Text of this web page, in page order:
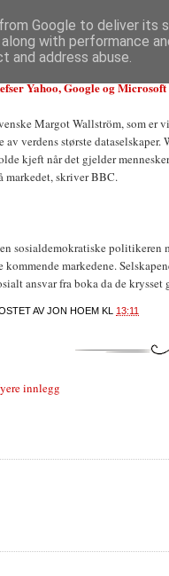
Yahoo, Google og Microsoft
Margot Wallström, som er
av verdens største
kjeft når det gjelder
markedet, skriver BBC.
sosialdemokratiske politikeren
kommende markedene.
ansvar fra boka da de
AVJON HOEM KL 13:11
innlegg
Google to deliver its
with performance
address abuse.